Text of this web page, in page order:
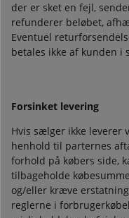
der er sket en fejl,
refunderer beløbet,
Eventuel
betales ikke af kunden
Forsinket levering
Hvis sælger ikke leverer
henhold til parternes
forhold på købers side,
tilbageholde
og/eller kræve
reglerne i